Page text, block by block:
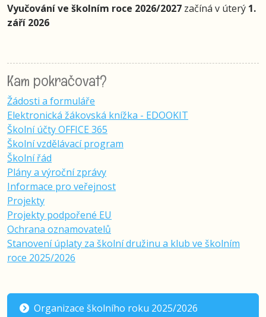
Vyučování ve školním roce 2026/2027 začíná v úterý 1.
září 2026
Kam pokračovat?
Žádosti a formuláře
Elektronická žákovská knížka - EDOOKIT
Školní účty OFFICE 365
Školní vzdělávací program
Školní řád
Plány a výroční zprávy
Informace pro veřejnost
Projekty
Projekty podpořené EU
Ochrana oznamovatelů
Stanovení úplaty za školní družinu a klub ve školním
roce 2025/2026
Organizace školního roku 2025/2026